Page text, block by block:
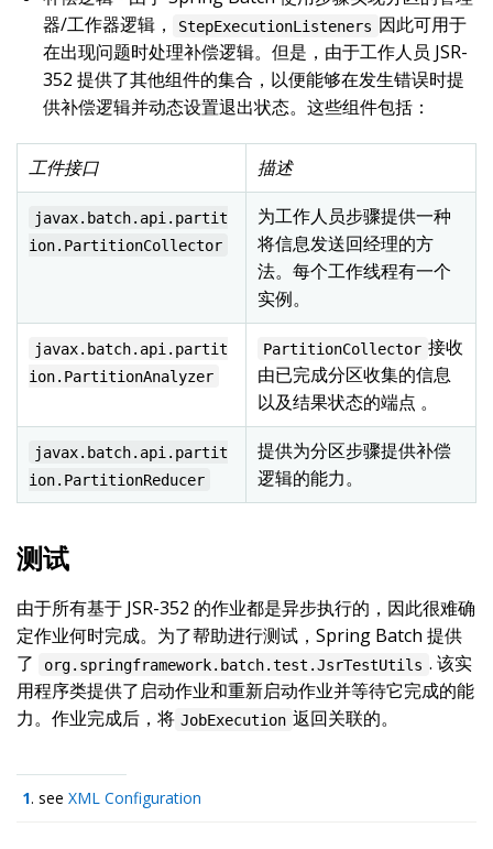
器/工作器逻辑，
StepExecutionListeners 因此可用于
在出现问题时处理补偿逻辑。但是，由于工作人员 JSR-
352 提供了其他组件的集合，以便能够在发生错误时提
供补偿逻辑并动态设置退出状态。这些组件包括：
工件接口 描述
javax.batch.api.partit
ion.PartitionCollector
为工作人员步骤提供一种
将信息发送回经理的方
法。每个工作线程有一个
实例。
javax.batch.api.partit
ion.PartitionAnalyzer
PartitionCollector 接收
由已完成分区收集的信息
以及结果状态的端点 。
javax.batch.api.partit
ion.PartitionReducer
提供为分区步骤提供补偿
逻辑的能力。
测试
由于所有基于 JSR-352 的作业都是异步执行的，因此很难确
定作业何时完成。为了帮助进行测试，Spring Batch 提供
了
org.springframework.batch.test.JsrTestUtils . 该实
用程序类提供了启动作业和重新启动作业并等待它完成的能
力。作业完成后，将 JobExecution 返回关联的。
1. seeXML Configuration